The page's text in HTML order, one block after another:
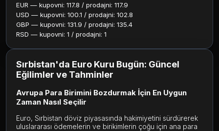
EUR — kupovni: 117.8 / prodajni: 117.9
USD — kupovni: 100.1 / prodajni: 102.8
GBP — kupovni: 131.9 / prodajni: 135.4
RSD — kupovni: 1 / prodajni: 1
Sırbistan'da Euro Kuru Bugün: Güncel
Eğilimler ve Tahminler
Avrupa Para Birimini Bozdurmak İçin En Uygun
Zaman Nasıl Seçilir
Euro, Sırbistan döviz piyasasında hakimiyetini sürdürerek
uluslararası ödemelerin ve birikimlerin çoğu için ana para